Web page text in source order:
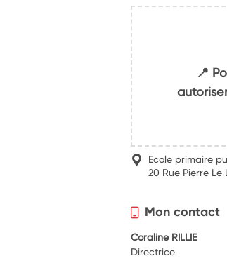
📍
Ecole primaire
20 Rue Pierre
Mon contact
Coraline RILLIE
Directrice